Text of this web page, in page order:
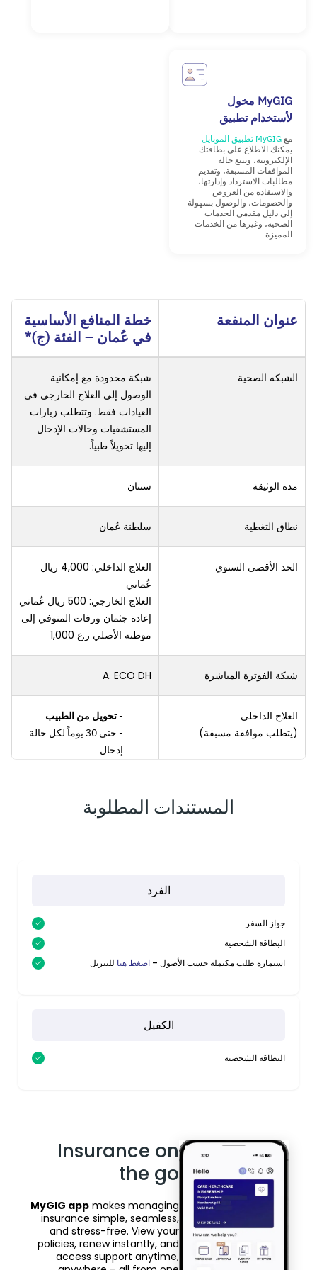
MyGIG مخول
لأستخدام تطبيق
مع MyGIG تطبيق الموبايل
يمكنك الاطلاع على بطاقتك
الإلكترونية، وتتبع حالة
الموافقات المسبقة، وتقديم
مطالبات الاسترداد وإدارتها،
والاستفادة من العروض
والخصومات، والوصول بسهولة
إلى دليل مقدمي الخدمات
الصحية، وغيرها من الخدمات
المميزة
عنوان المنفعة
خطة المنافع الأساسية
في عُمان – الفئة (ج)*
الشبكه الصحية
شبكة محدودة مع إمكانية
الوصول إلى العلاج الخارجي في
العيادات فقط. وتتطلب زيارات
المستشفيات وحالات الإدخال
إليها تحويلاً طبياً.
مدة الوثيقة سنتان
نطاق التغطية سلطنة عُمان
الحد الأقصى السنوي
العلاج الداخلي: 4,000 ريال
عُماني
العلاج الخارجي: 500 ريال عُماني
إعادة جثمان ورفات المتوفي إلى
موطنه الأصلي ر.ع 1,000
شبكة الفوترة المباشرة A. ECO DH
العلاج الداخلي
(يتطلب موافقة مسبقة)
تحويل من الطبيب
حتى 30 يوماً لكل حالة
إدخال
رسوم الأطباء/
الأستشاريين / والفئات
الأشعه ورسوم التصوير
علاج إصابات العمل و
العلاج لحالات الطوارئ
الحالات السابقة والأمراض
العلاج الداخلي فقط وضمن الحد
كانت التكلفة أكثر من 100 ريال)
والأدوية والعلاجات على يد
أطباء معتمدين في عيادات
الشبكة والمراكز الصحية
(تُغطّى العيادات الخارجية
في المستشفيات من
صباحاً فقط)
الفحوصات المخبرية
المستندات المطلوبة
الفرد
جواز السفر
البطاقة الشخصية
استمارة طلب مكتملة حسب الأصول – اضغط هنا للتنزيل
الكفيل
البطاقة الشخصية
Insurance on
the go
MyGIG app makes managing
insurance simple, seamless,
and stress-free. View your
policies, renew instantly, and
access support anytime,